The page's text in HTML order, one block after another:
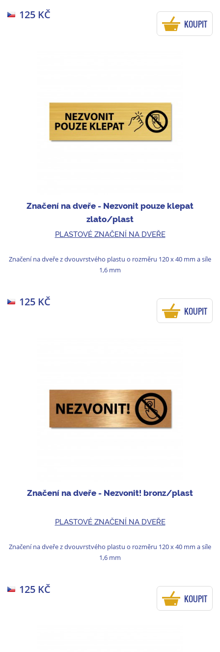
125 KČ
KOUPIT
Značení na dveře - Nezvonit pouze klepat
zlato/plast
PLASTOVÉ ZNAČENÍ NA DVEŘE
Značení na dveře z dvouvrstvého plastu o rozměru 120 x 40 mm a síle
1,6 mm
125 KČ
KOUPIT
Značení na dveře - Nezvonit! bronz/plast
PLASTOVÉ ZNAČENÍ NA DVEŘE
Značení na dveře z dvouvrstvého plastu o rozměru 120 x 40 mm a síle
1,6 mm
125 KČ
KOUPIT